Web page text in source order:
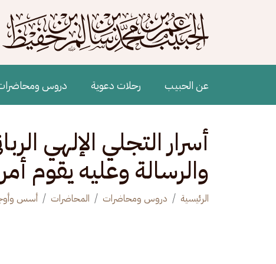
Main navigation
عن الحبيب رحلات دعوية دروس
أسرار التجلي الإلهي
والرسالة وعليه يقوم
الرئيسية دروس ومحاضرات المحاضرات أسس